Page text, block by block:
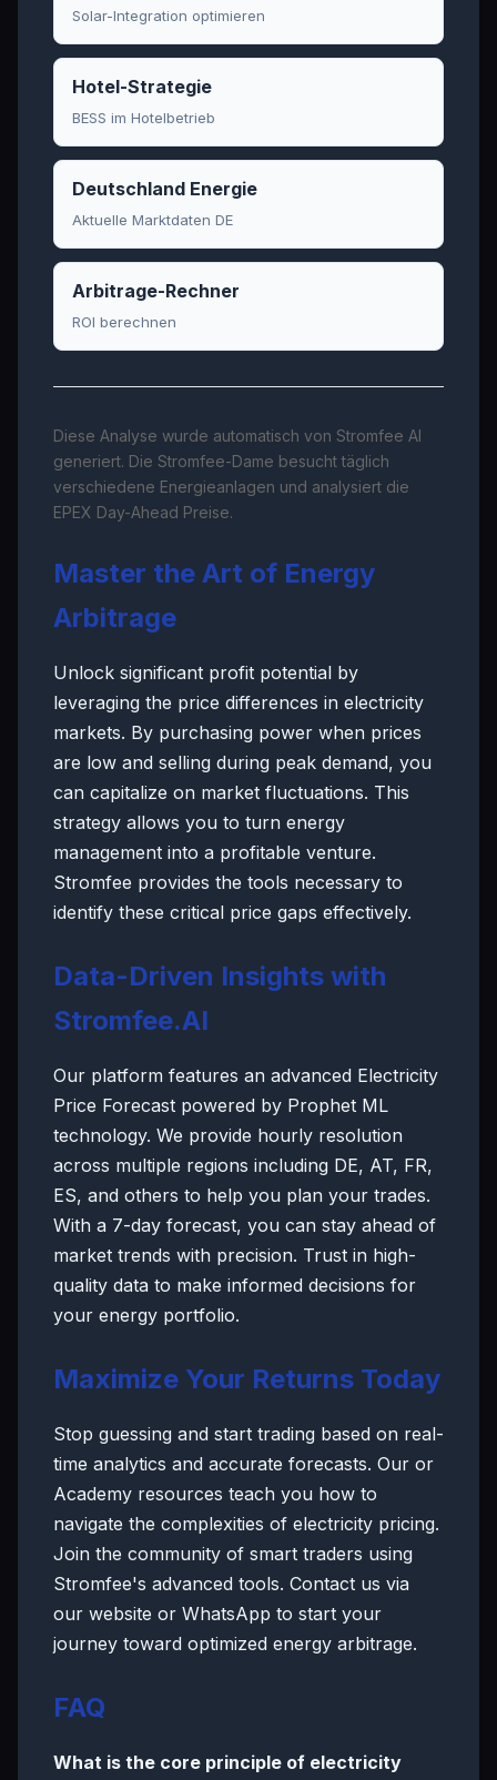
Solar-Integration optimieren
Hotel-Strategie
BESS im Hotelbetrieb
Deutschland Energie
Aktuelle Marktdaten DE
Arbitrage-Rechner
ROI berechnen
Diese Analyse wurde automatisch von Stromfee AI
generiert. Die Stromfee-Dame besucht täglich
verschiedene Energieanlagen und analysiert die
EPEX Day-Ahead Preise.
Master the Art of Energy
Arbitrage
Unlock significant profit potential by
leveraging the price differences in electricity
markets. By purchasing power when prices
are low and selling during peak demand, you
can capitalize on market fluctuations. This
strategy allows you to turn energy
management into a profitable venture.
Stromfee provides the tools necessary to
identify these critical price gaps effectively.
Data-Driven Insights with
Stromfee.AI
Our platform features an advanced Electricity
Price Forecast powered by Prophet ML
technology. We provide hourly resolution
across multiple regions including DE, AT, FR,
ES, and others to help you plan your trades.
With a 7-day forecast, you can stay ahead of
market trends with precision. Trust in high-
quality data to make informed decisions for
your energy portfolio.
Maximize Your Returns Today
Stop guessing and start trading based on real-
time analytics and accurate forecasts. Our or
Academy resources teach you how to
navigate the complexities of electricity pricing.
Join the community of smart traders using
Stromfee's advanced tools. Contact us via
our website or WhatsApp to start your
journey toward optimized energy arbitrage.
FAQ
What is the core principle of electricity